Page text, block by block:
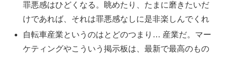
罪悪感はひどくなる。眺めたり、たまに磨きたいだ
けであれば、それは罪悪感なしに是非楽しんでくれ
自転車産業というのはとどのつまり… 産業だ。マー
ケティングやこういう掲示板は、最新で最高のもの